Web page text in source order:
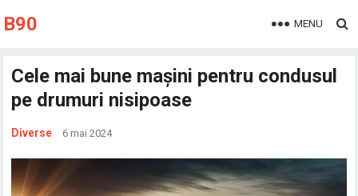
B90 MENU
Cele mai bune mașini pentru condusul
pe drumuri nisipoase
Diverse 6 mai 2024